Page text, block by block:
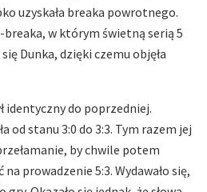
uzyskała breaka powrotnego.
w którym świetną serią 5
Dunka, dzięki czemu objęła
identyczny do poprzedniej.
od stanu 3:0 do 3:3. Tym razem jej
by chwile potem
prowadzenie 5:3. Wydawało się,